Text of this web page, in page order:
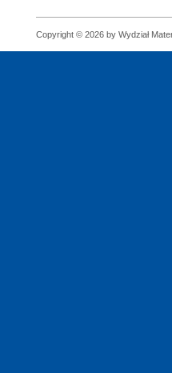
Copyright © 2026 by Wydział